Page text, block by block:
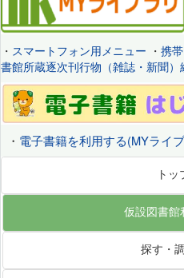
・ スマートフォン用メニュー ・ 携
書館所蔵逐次刊行物（雑誌・新聞）
・ 電子書籍を利用する(MYライ
トッ
仮設図書館
探す・